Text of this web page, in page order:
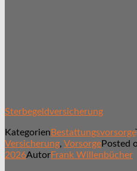
Sterbegeldversicherung
KategorienBestattungsvorsorge
Versicherung, VorsorgePosted
2026AutorFrank Willenbücher